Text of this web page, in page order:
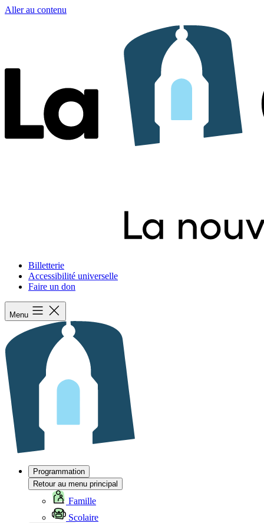
Aller au contenu
Billetterie
Accessibilité universelle
Faire un don
Menu
Programmation
Retour au menu principal
Famille
Scolaire